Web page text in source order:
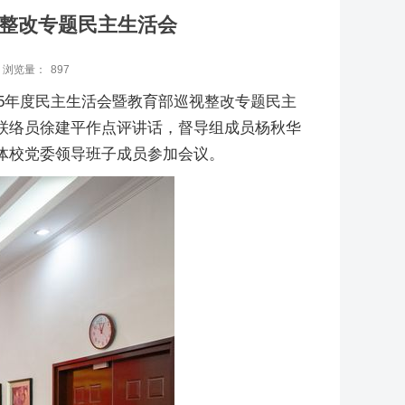
改专题民主生活会
浏览量： 897
度民主生活会暨教育部巡视整改专题民主
员徐建平作点评讲话，督导组成员杨秋华
党委领导班子成员参加会议。